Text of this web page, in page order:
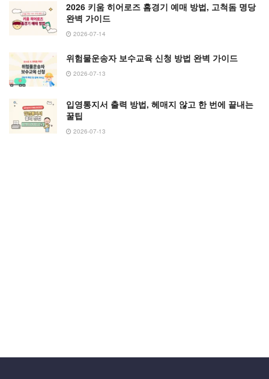
2026 키움 히어로즈 홈경기 예매 방법, 고척돔 명당
완벽 가이드
2026-07-14
위험물운송자 보수교육 신청 방법 완벽 가이드
2026-07-13
입영통지서 출력 방법, 헤매지 않고 한 번에 끝내는
꿀팁
2026-07-13